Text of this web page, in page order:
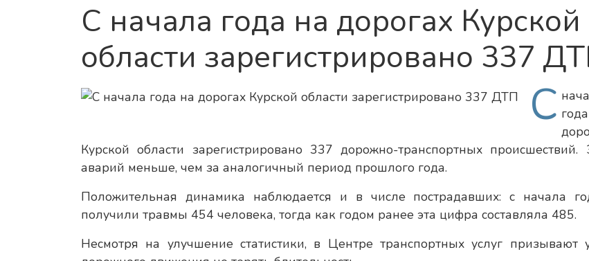
С начала года на дорогах Курской
области зарегистрировано 337
С
Курской области зарегистрировано 337 дорожно-транспортных
аварий меньше, чем за аналогичный период прошлого года.
Положительная динамика наблюдается и в числе пострадавших: с начала
получили травмы 454 человека, тогда как годом ранее эта цифра составляла 485.
Несмотря на улучшение статистики, в Центре транспортных услуг призывают